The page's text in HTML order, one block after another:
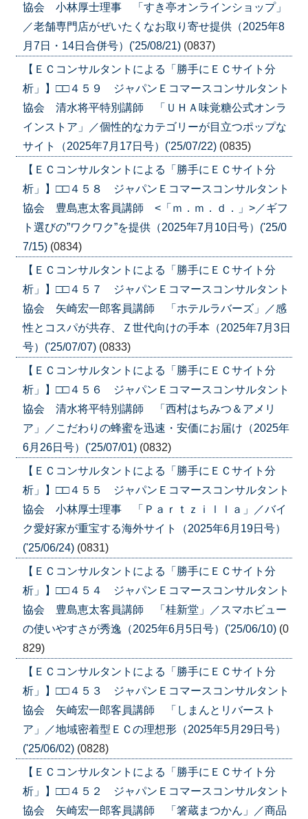
協会 小林厚士理事 「すき亭オンラインショップ」
／老舗専門店がぜいたくなお取り寄せ提供（2025年8
月7日・14日合併号）('25/08/21) (0837)
【ＥＣコンサルタントによる「勝手にＥＣサイト分
析」】□□４５９ ジャパンＥコマースコンサルタント
協会 清水将平特別講師 「ＵＨＡ味覚糖公式オンラ
インストア」／個性的なカテゴリーが目立つポップな
サイト（2025年7月17日号）('25/07/22) (0835)
【ＥＣコンサルタントによる「勝手にＥＣサイト分
析」】□□４５８ ジャパンＥコマースコンサルタント
協会 豊島恵太客員講師 <「ｍ．ｍ．ｄ．」>／ギフ
ト選びの”ワクワク”を提供（2025年7月10日号）('25/0
7/15) (0834)
【ＥＣコンサルタントによる「勝手にＥＣサイト分
析」】□□４５７ ジャパンＥコマースコンサルタント
協会 矢崎宏一郎客員講師 「ホテルラバーズ」／感
性とコスパが共存、Ｚ世代向けの手本（2025年7月3日
号）('25/07/07) (0833)
【ＥＣコンサルタントによる「勝手にＥＣサイト分
析」】□□４５６ ジャパンＥコマースコンサルタント
協会 清水将平特別講師 「西村はちみつ＆アメリ
ア」／こだわりの蜂蜜を迅速・安価にお届け（2025年
6月26日号）('25/07/01) (0832)
【ＥＣコンサルタントによる「勝手にＥＣサイト分
析」】□□４５５ ジャパンＥコマースコンサルタント
協会 小林厚士理事 「Ｐａｒｔｚｉｌｌａ」／バイ
ク愛好家が重宝する海外サイト（2025年6月19日号）
('25/06/24) (0831)
【ＥＣコンサルタントによる「勝手にＥＣサイト分
析」】□□４５４ ジャパンＥコマースコンサルタント
協会 豊島恵太客員講師 「桂新堂」／スマホビュー
の使いやすさが秀逸（2025年6月5日号）('25/06/10) (0
829)
【ＥＣコンサルタントによる「勝手にＥＣサイト分
析」】□□４５３ ジャパンＥコマースコンサルタント
協会 矢崎宏一郎客員講師 「しまんとリバースト
ア」／地域密着型ＥＣの理想形（2025年5月29日号）
('25/06/02) (0828)
【ＥＣコンサルタントによる「勝手にＥＣサイト分
析」】□□４５２ ジャパンＥコマースコンサルタント
協会 矢崎宏一郎客員講師 「箸蔵まつかん」／商品